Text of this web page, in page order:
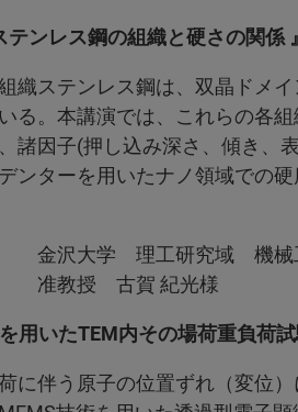
テンレス鋼の組織と硬さの関係 』
織ステンレス鋼は、双晶ドメ
る。本講演では、これらの各
諸因子(押し込み深さ、傾き、
ンターを用いたナノ領域での
研究域 機械工
紀光様
用いたTEM内その場荷重負荷
に伴う原子の位置ずれ（変位